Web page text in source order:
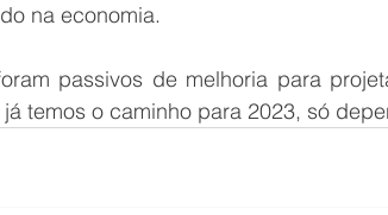
na economia.
passivos de melhoria para
temos o caminho para 2023, só